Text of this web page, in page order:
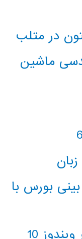
در متلب
ماشین
بورس با